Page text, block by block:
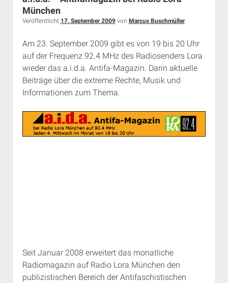
RSS-Feeds, Twitter & Facebook
Bibliothek
Kontakt & PGP-Key
München
Veröffentlicht 17. September 2009von Marcus Buschmüller.
Am 23. September 2009 gibt es von 19 bis 20 Uhr
auf der Frequenz 92.4 MHz des Radiosenders Lora
wieder das a.i.d.a. Antifa-Magazin. Darin aktuelle
Beiträge über die extreme Rechte, Musik und
Informationen zum Thema.
Seit Januar 2008 erweitert das monatliche
Radiomagazin auf Radio Lora München den
publizistischen Bereich der Antifaschistischen